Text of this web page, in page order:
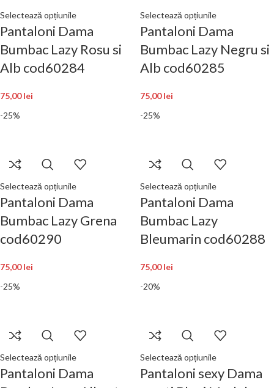
Selectează opțiunile
Pantaloni Dama
Bumbac Lazy Rosu si
Alb cod60284
75,00lei
Selectează opțiunile
Pantaloni Dama
Bumbac Lazy Negru si
Alb cod60285
75,00lei
-25%
Selectează opțiunile
Pantaloni Dama
Bumbac Lazy Grena
cod60290
75,00lei
-25%
Selectează opțiunile
Pantaloni Dama
Bumbac Lazy
Bleumarin cod60288
75,00lei
-25%
Selectează opțiunile
Pantaloni Dama
-20%
Selectează opțiunile
Pantaloni sexy Dama